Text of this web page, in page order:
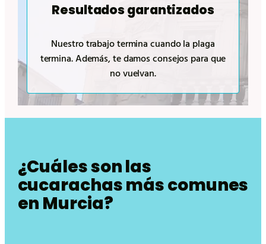
Resultados garantizados
Nuestro trabajo termina cuando la plaga
termina. Además, te damos consejos para que
no vuelvan.
¿Cuáles son las
cucarachas más comunes
en Murcia?